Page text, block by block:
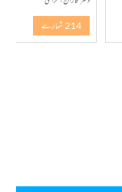
214 شمارے